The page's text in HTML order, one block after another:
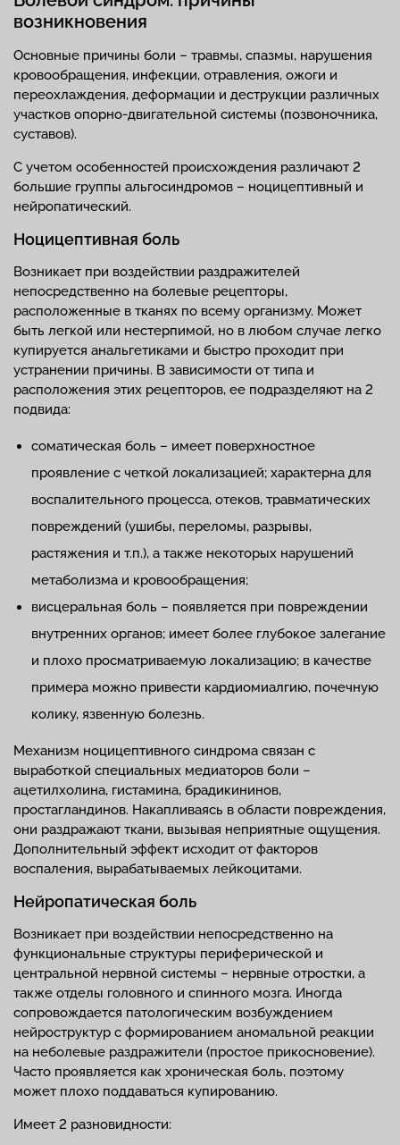
возникновения
Основные причины боли – травмы, спазмы, нарушения
кровообращения, инфекции, отравления, ожоги и
переохлаждения, деформации и деструкции различных
участков опорно-двигательной системы (позвоночника,
суставов).
С учетом особенностей происхождения различают 2
большие группы альгосиндромов – ноцицептивный и
нейропатический.
Ноцицептивная боль
Возникает при воздействии раздражителей
непосредственно на болевые рецепторы,
расположенные в тканях по всему организму. Может
быть легкой или нестерпимой, но в любом случае легко
купируется анальгетиками и быстро проходит при
устранении причины. В зависимости от типа и
расположения этих рецепторов, ее подразделяют на 2
подвида:
соматическая боль – имеет поверхностное
проявление с четкой локализацией; характерна для
воспалительного процесса, отеков, травматических
повреждений (ушибы, переломы, разрывы,
растяжения и т.п.), а также некоторых нарушений
метаболизма и кровообращения;
висцеральная боль – появляется при повреждении
внутренних органов; имеет более глубокое залегание
и плохо просматриваемую локализацию; в качестве
примера можно привести кардиомиалгию, почечную
колику, язвенную болезнь.
Механизм ноцицептивного синдрома связан с
выработкой специальных медиаторов боли –
ацетилхолина, гистамина, брадикининов,
простагландинов. Накапливаясь в области повреждения,
они раздражают ткани, вызывая неприятные ощущения.
Дополнительный эффект исходит от факторов
воспаления, вырабатываемых лейкоцитами.
Нейропатическая боль
Возникает при воздействии непосредственно на
функциональные структуры периферической и
центральной нервной системы – нервные отростки, а
также отделы головного и спинного мозга. Иногда
сопровождается патологическим возбуждением
нейроструктур с формированием аномальной реакции
на неболевые раздражители (простое прикосновение).
Часто проявляется как хроническая боль, поэтому
может плохо поддаваться купированию.
Имеет 2 разновидности: